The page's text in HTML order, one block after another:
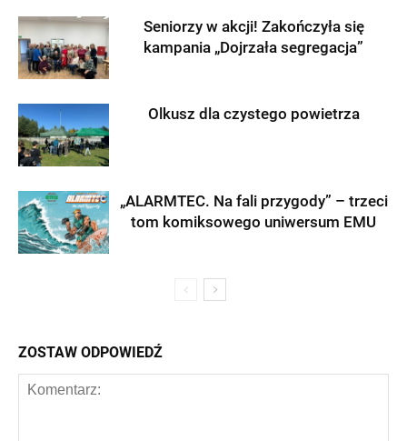
Seniorzy w akcji! Zakończyła się
kampania „Dojrzała segregacja”
Olkusz dla czystego powietrza
„ALARMTEC. Na fali przygody” – trzeci
tom komiksowego uniwersum EMU
ZOSTAW ODPOWIEDŹ